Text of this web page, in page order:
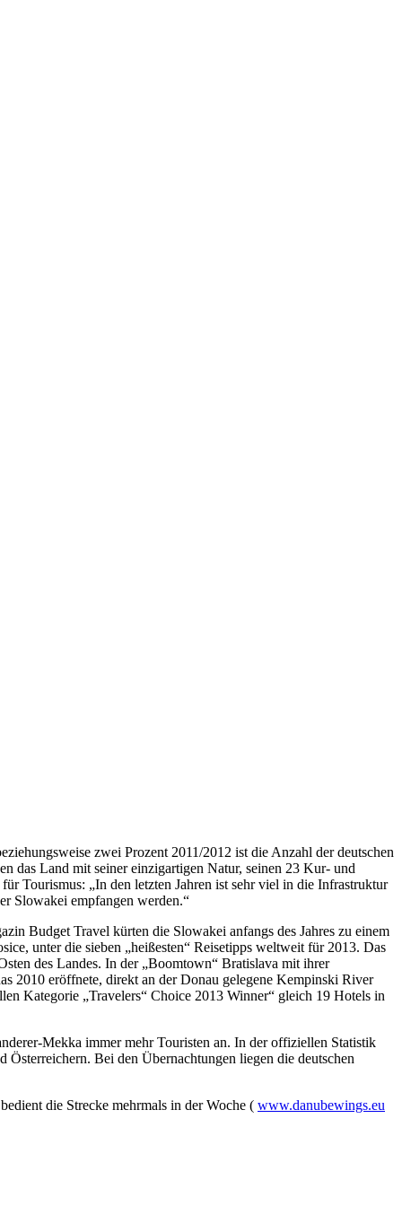
zwei Prozent 2011/2012 ist die Anzahl der deutschen
das Land mit seiner einzigartigen Natur, seinen 23 Kur- und
Tourismus: „In den letzten Jahren ist sehr viel in die Infrastruktur
Slowakei empfangen werden.“
Budget Travel kürten die Slowakei anfangs des Jahres zu einem
unter die sieben „heißesten“ Reisetipps weltweit für 2013. Das
des Landes. In der „Boomtown“ Bratislava mit ihrer
2010 eröffnete, direkt an der Donau gelegene Kempinski River
Kategorie „Travelers“ Choice 2013 Winner“ gleich 19 Hotels in
Mekka immer mehr Touristen an. In der offiziellen Statistik
Bei den Übernachtungen liegen die deutschen
die Strecke mehrmals in der Woche ( www.danubewings.eu